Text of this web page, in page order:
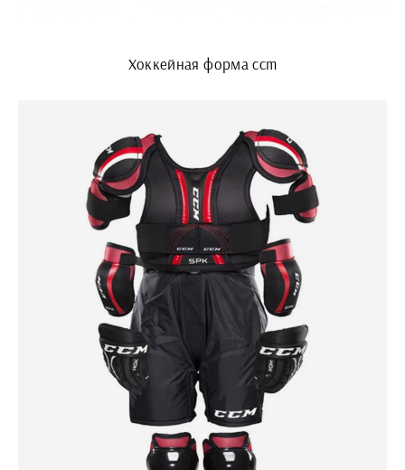
Хоккейная форма ccm